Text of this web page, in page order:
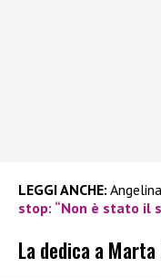
LEGGI ANCHE:
stop: “Non è stato il
La dedica a Marta